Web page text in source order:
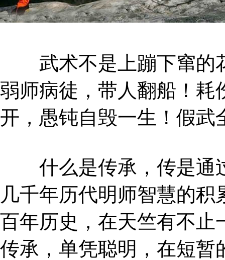
武术不是上蹦下窜的
弱师病徒，带人翻船！耗
开，愚钝自毁一生！假武
什么是传承，传是通
几千年历代明师智慧的
百年历史，在天竺有不止
传承，单凭聪明，在短暂